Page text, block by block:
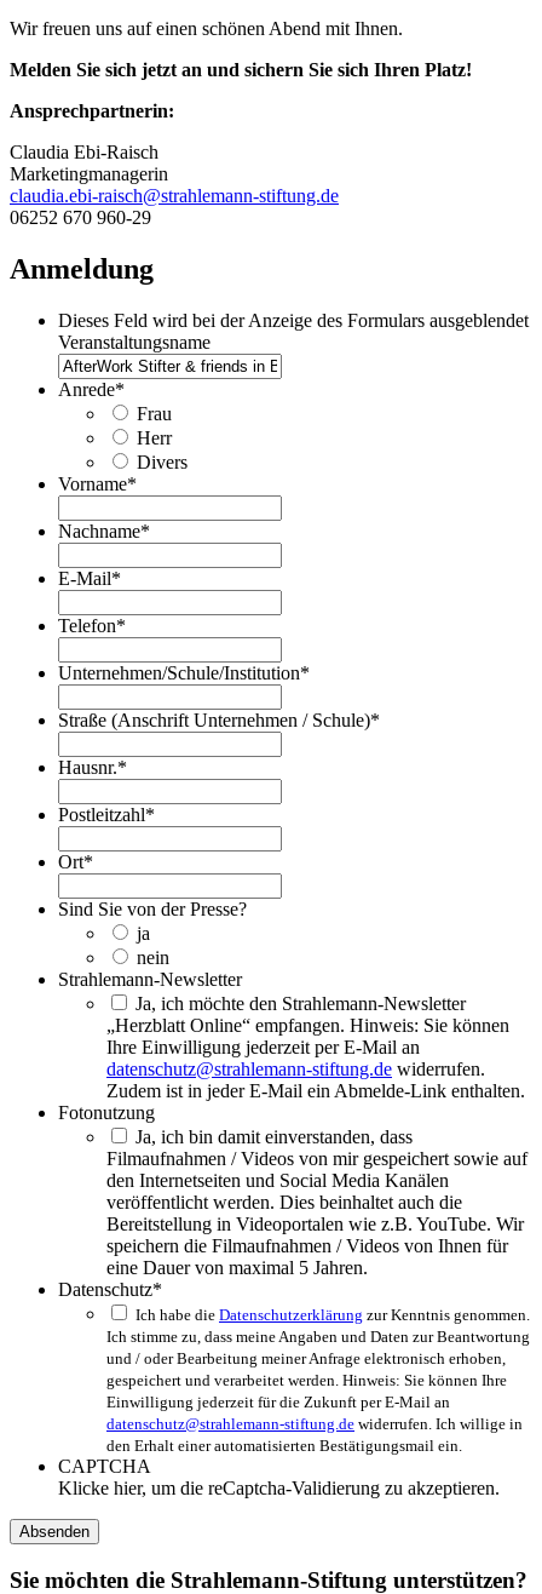
Wir freuen uns auf einen schönen Abend mit Ihnen.
Melden Sie sich jetzt an und sichern Sie sich Ihren Platz!
Ansprechpartnerin:
Claudia Ebi-Raisch
Marketingmanagerin
claudia.ebi-raisch@strahlemann-stiftung.de
06252 670 960-29
Anmeldung
Dieses Feld wird bei der Anzeige des Formulars ausgeblendet
Veranstaltungsname
Anrede*
Frau
Herr
Divers
Vorname*
Nachname*
E-Mail*
Telefon*
Unternehmen/Schule/Institution*
Straße (Anschrift Unternehmen / Schule)*
Hausnr.*
Postleitzahl*
Ort*
Sind Sie von der Presse?
ja
nein
Strahlemann-Newsletter
Ja, ich möchte den Strahlemann-Newsletter
„Herzblatt Online“ empfangen. Hinweis: Sie können
Ihre Einwilligung jederzeit per E-Mail an
datenschutz@strahlemann-stiftung.de widerrufen.
Zudem ist in jeder E-Mail ein Abmelde-Link enthalten.
Fotonutzung
Ja, ich bin damit einverstanden, dass
Filmaufnahmen / Videos von mir gespeichert sowie auf
den Internetseiten und Social Media Kanälen
veröffentlicht werden. Dies beinhaltet auch die
Bereitstellung in Videoportalen wie z.B. YouTube. Wir
speichern die Filmaufnahmen / Videos von Ihnen für
eine Dauer von maximal 5 Jahren.
Datenschutz*
Ich habe die Datenschutzerklärung zur Kenntnis genommen.
Ich stimme zu, dass meine Angaben und Daten zur Beantwortung
und / oder Bearbeitung meiner Anfrage elektronisch erhoben,
gespeichert und verarbeitet werden. Hinweis: Sie können Ihre
Einwilligung jederzeit für die Zukunft per E-Mail an
datenschutz@strahlemann-stiftung.de widerrufen. Ich willige in
den Erhalt einer automatisierten Bestätigungsmail ein.
CAPTCHA
Klicke hier, um die reCaptcha-Validierung zu akzeptieren.
Sie möchten die Strahlemann-Stiftung unterstützen?